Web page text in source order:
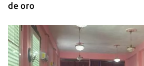
de oro